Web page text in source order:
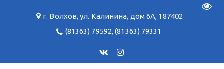
г. Волхов,ул. Калинина, дом 6А, 187402
(81363) 79592,(81363) 79331